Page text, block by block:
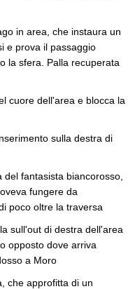
in area, che instaura un
e prova il passaggio
la sfera. Palla recuperata
cuore dell'area e blocca la
sulla destra di
fantasista biancorosso,
fungere da
poco oltre la traversa
sull'out di destra dell'area
opposto dove arriva
a Moro
che approfitta di un